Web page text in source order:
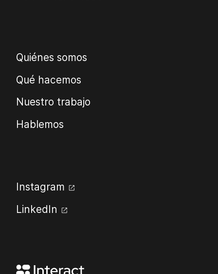
Quiénes somos
Qué hacemos
Nuestro trabajo
Hablemos
Instagram open_in_new
LinkedIn open_in_new